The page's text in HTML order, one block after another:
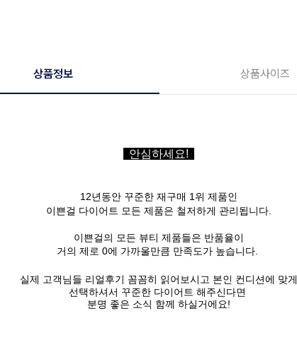
상품정보 상품사이즈
안심하세요!
12년동안 꾸준한 재구매 1위 제품인
이쁜걸 다이어트 모든 제품은 철저하게 관리됩니다.
이쁜걸의 모든 뷰티 제품들은 반품율이
거의 제로 0에 가까울만큼 만족도가 높습니다.
실제 고객님들 리얼후기 꼼꼼히 읽어보시고 본인 컨디션에 맞게
선택하셔서 꾸준한 다이어트 해주신다면
분명 좋은 소식 함께 하실거에요!